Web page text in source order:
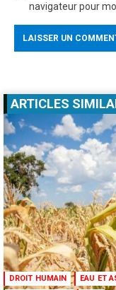
navigateur pour
ARTICLES
DROIT HUMAIN EAU ET